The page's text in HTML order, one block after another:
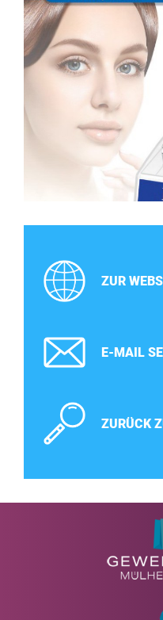
ZUR
E-MAIL
ZURÜCK